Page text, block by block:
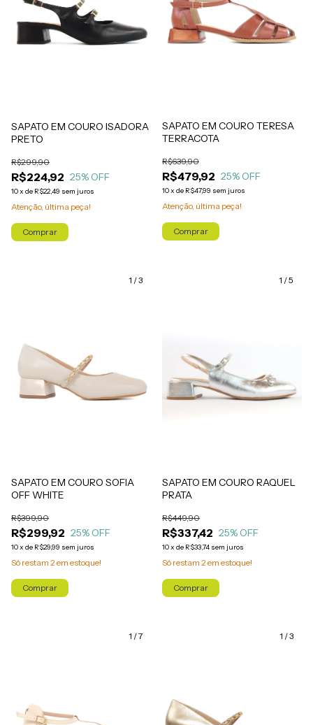
SAPATO EM COURO ISADORA
PRETO
R$224,92
R$299,90
25% OFF
10x de R$22,49 sem juros
Atenção, última peça!
Comprar
SAPATO EM COURO TERESA
TERRACOTA
R$479,92
R$639,90
25% OFF
10x de R$47,99 sem juros
Atenção, última peça!
Comprar
1 /3
SAPATO EM COURO SOFIA
OFF WHITE
R$299,92
R$399,90
25% OFF
10x de R$29,99 sem juros
Só restam 2 em estoque!
Comprar
1 /5
SAPATO EM COURO RAQUEL
PRATA
R$337,42
R$449,90
25% OFF
10x de R$33,74 sem juros
Só restam 2 em estoque!
Comprar
1 /7 1 /3